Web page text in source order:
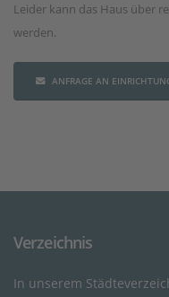
Leider kann das Haus über
werden.
ANFRAGE AN
Verzeichnis
In unserem